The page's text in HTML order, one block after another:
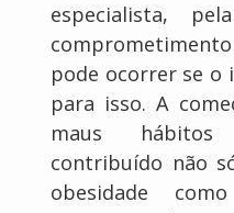
especialista,
pode ocorrer se o
para isso. A
maus
contribuído não
obesidade